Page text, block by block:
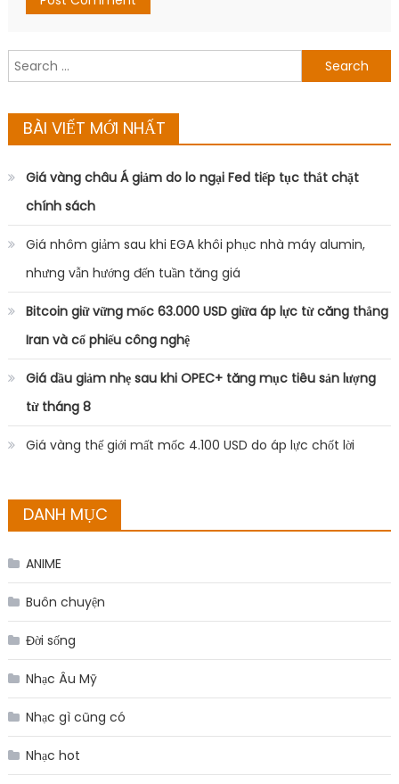
Search
for:
BÀI VIẾT MỚI NHẤT
Giá vàng châu Á giảm do lo ngại Fed tiếp tục thắt chặt
chính sách
Giá nhôm giảm sau khi EGA khôi phục nhà máy alumin,
nhưng vẫn hướng đến tuần tăng giá
Bitcoin giữ vững mốc 63.000 USD giữa áp lực từ căng thẳng
Iran và cổ phiếu công nghệ
Giá dầu giảm nhẹ sau khi OPEC+ tăng mục tiêu sản lượng
từ tháng 8
Giá vàng thế giới mất mốc 4.100 USD do áp lực chốt lời
DANH MỤC
ANIME
Buôn chuyện
Đời sống
Nhạc Âu Mỹ
Nhạc gì cũng có
Nhạc hot